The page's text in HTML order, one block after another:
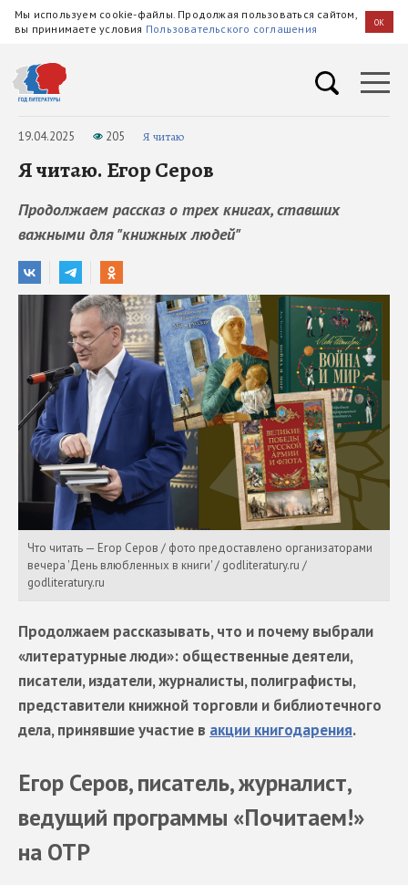
Мы используем cookie-файлы. Продолжая пользоваться сайтом,
вы принимаете условия Пользовательского соглашения OK
19.04.2025 205 Я читаю
Я читаю. Егор Серов
Продолжаем рассказ о трех книгах, ставших
важными для "книжных людей"
Что читать — Егор Серов / фото предоставлено организаторами
вечера 'День влюбленных в книги' / godliteratury.ru /
godliteratury.ru
Продолжаем рассказывать, что и почему выбрали
«литературные люди»: общественные деятели,
писатели, издатели, журналисты, полиграфисты,
представители книжной торговли и библиотечного
дела, принявшие участие в акции книгодарения.
Егор Серов, писатель, журналист,
ведущий программы «Почитаем!»
на ОТР